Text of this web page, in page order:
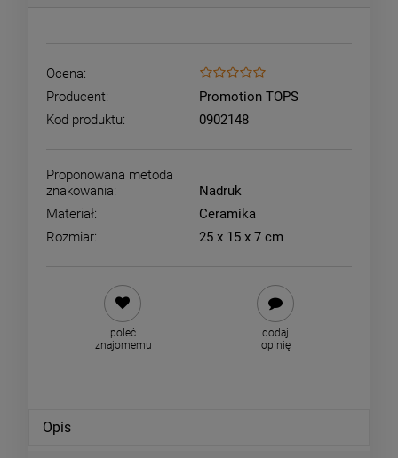
Ocena:
Producent:
Promotion TOPS
Kod produktu:
0902148
Proponowana metoda
znakowania:
Nadruk
Materiał:
Ceramika
Rozmiar:
25 x 15 x 7 cm
poleć
znajomemu
dodaj
opinię
Opis